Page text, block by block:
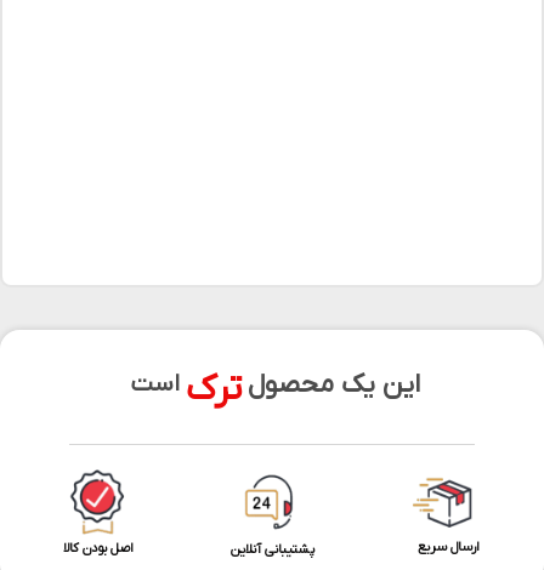
این یک محصول ترک است
ارسال سریع پشتیبانی آنلاین اصل بودن کالا